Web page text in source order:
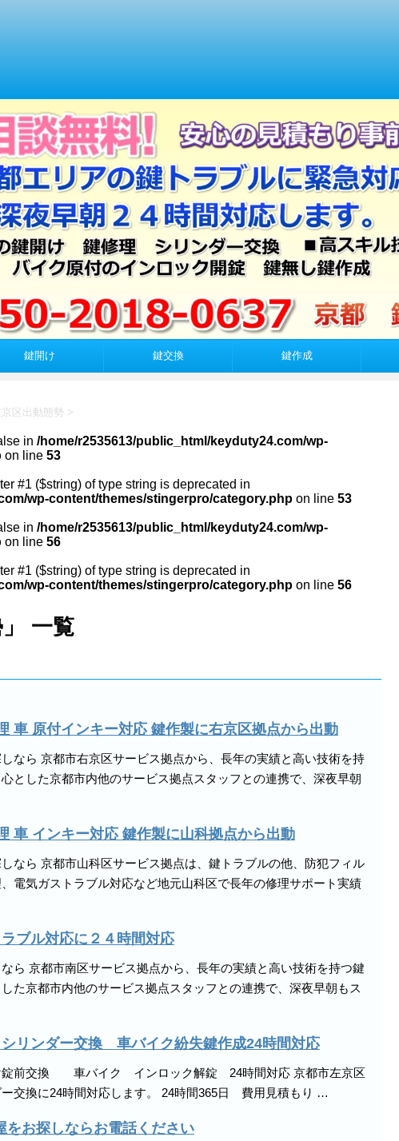
鍵開け 鍵交換 鍵作成
区出動態勢 >
in /home/r2535613/public_html/keyduty24.com/wp-
on line 53
#1 ($string) of type string is deprecated in
wp-content/themes/stingerpro/category.php on line 53
in /home/r2535613/public_html/keyduty24.com/wp-
on line 56
#1 ($string) of type string is deprecated in
wp-content/themes/stingerpro/category.php on line 56
」 一覧
車 原付インキー対応 鍵作製に右京区拠点から出動
なら 京都市右京区サービス拠点から、長年の実績と高い技術を持
とした京都市内他のサービス拠点スタッフとの連携で、深夜早朝
車 インキー対応 鍵作製に山科拠点から出動
なら 京都市山科区サービス拠点は、鍵トラブルの他、防犯フィル
電気ガストラブル対応など地元山科区で長年の修理サポート実績
ブル対応に２４時間対応
ら 京都市南区サービス拠点から、長年の実績と高い技術を持つ鍵
た京都市内他のサービス拠点スタッフとの連携で、深夜早朝もス
リンダー交換 車バイク紛失鍵作成24時間対応
錠前交換 車バイク インロック解錠 24時間対応 京都市左京区
交換に24時間対応します。 24時間365日 費用見積もり …
をお探しならお電話ください